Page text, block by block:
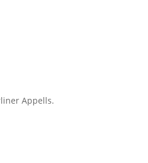
Appells.